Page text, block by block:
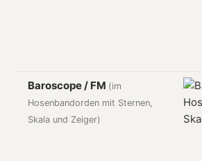
Baroscope / FM (im
Hosenbandorden mit Sternen,
Skala und Zeiger)